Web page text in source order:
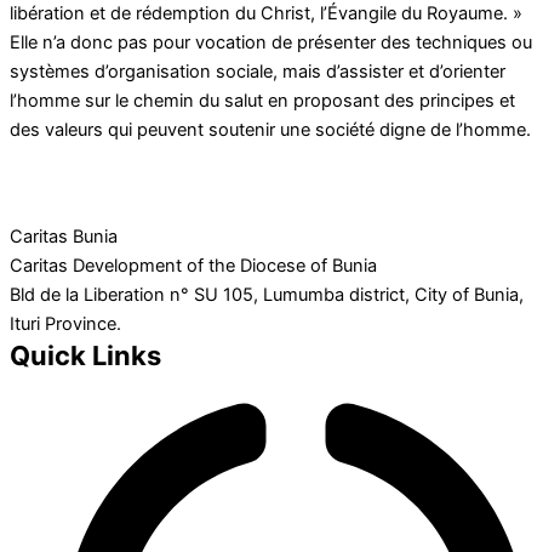
libération et de rédemption du Christ, l’Évangile du Royaume. »
Elle n’a donc pas pour vocation de présenter des techniques ou
systèmes d’organisation sociale, mais d’assister et d’orienter
l’homme sur le chemin du salut en proposant des principes et
des valeurs qui peuvent soutenir une société digne de l’homme.
Caritas Bunia
Caritas Development of the Diocese of Bunia
Bld de la Liberation n° SU 105, Lumumba district, City of Bunia,
Ituri Province.
Quick Links